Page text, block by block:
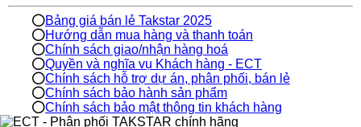
Bảng giá bán lẻ Takstar 2025
Hướng dẫn mua hàng và thanh toán
Chính sách giao/nhận hàng hoá
Quyền và nghĩa vụ Khách hàng - ECT
Chính sách hỗ trợ dự án, phân phối, bán lẻ
Chính sách bảo hành sản phẩm
Chính sách bảo mật thông tin khách hàng